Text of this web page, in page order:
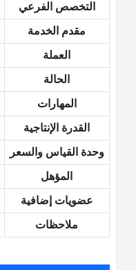
التخصص الفرعي
مقدم الخدمة
العملة
الحالة
المهارات
القدرة الإنتاجية
وحدة القياس والسعر
المؤهل
عضويات إضافية
ملاحظات